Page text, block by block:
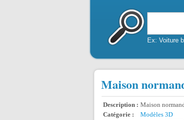
Ex: Voiture
Maison
Description : Maison
Catégorie :
Modèles 3D